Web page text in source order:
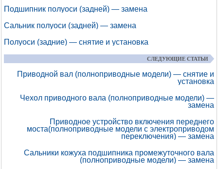
Подшипник полуоси (задней) — замена
Сальник полуоси (задней) — замена
Полуоси (задние) — снятие и установка
СЛЕДУЮЩИЕ СТАТЬИ
Приводной вал (полноприводные модели) — снятие и
установка
Чехол приводного вала (полноприводные модели) —
замена
Приводное устройство включения переднего
моста(полноприводные модели с электроприводом
переключения) — замена
Сальники кожуха подшипника промежуточного вала
(полноприводные модели) — замена